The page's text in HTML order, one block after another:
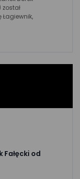
został
Łagiewnik,
Fałęcki od